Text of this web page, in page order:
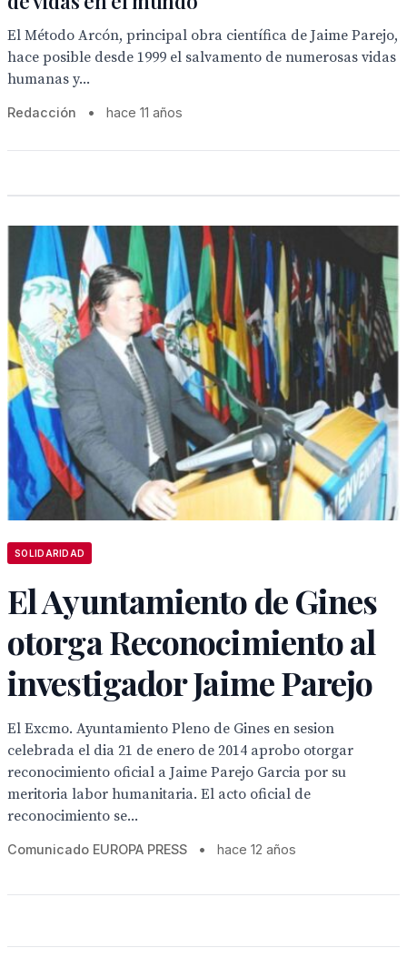
El Método Arcón, principal obra científica de Jaime Parejo,
hace posible desde 1999 el salvamento de numerosas vidas
humanas y...
Redacción • hace 11 años
SOLIDARIDAD
El Ayuntamiento de Gines
otorga Reconocimiento al
investigador Jaime Parejo
El Excmo. Ayuntamiento Pleno de Gines en sesion
celebrada el dia 21 de enero de 2014 aprobo otorgar
reconocimiento oficial a Jaime Parejo Garcia por su
meritoria labor humanitaria. El acto oficial de
reconocimiento se...
Comunicado EUROPA PRESS • hace 12 años